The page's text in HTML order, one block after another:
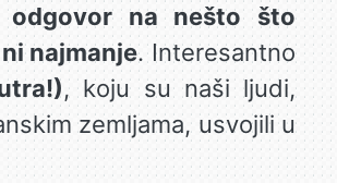
odgovor na nešto što
najmanje. Interesantno
, koju su naši ljudi,
zemljama, usvojili u